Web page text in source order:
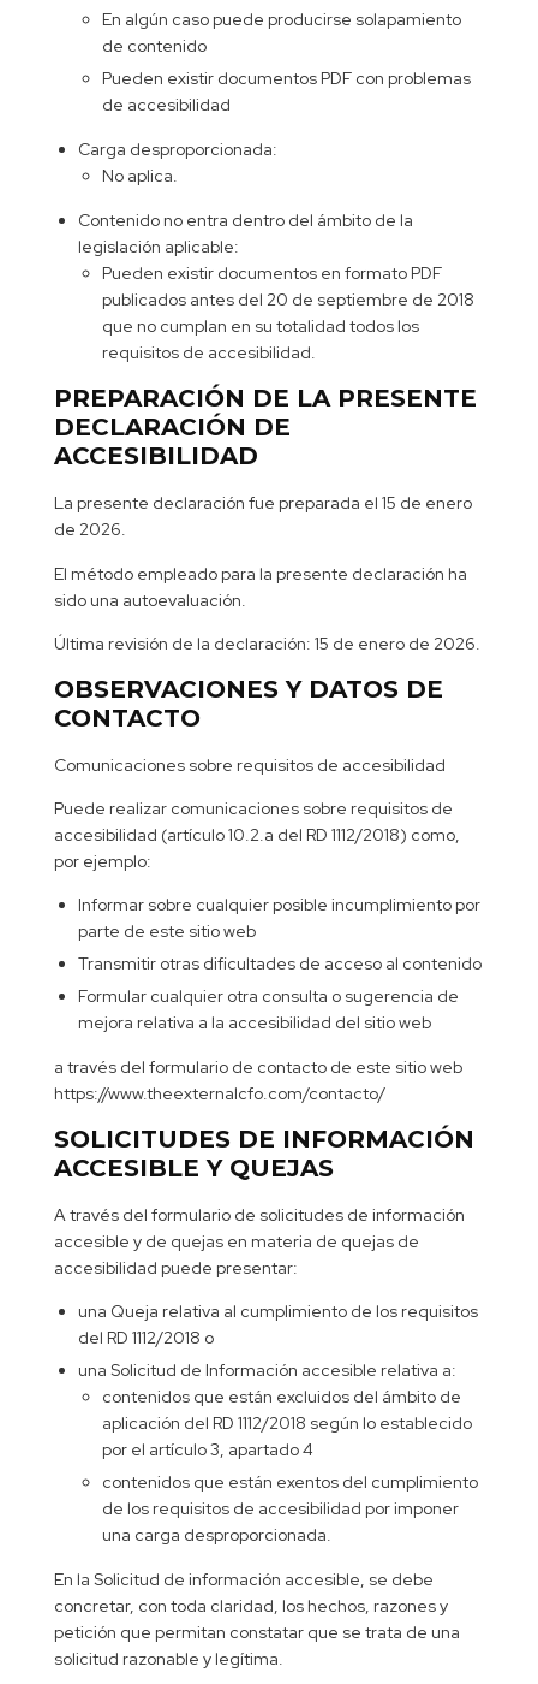
En algún caso puede producirse solapamiento
de contenido
Pueden existir documentos PDF con problemas
de accesibilidad
Carga desproporcionada:
No aplica.
Contenido no entra dentro del ámbito de la
legislación aplicable:
Pueden existir documentos en formato PDF
publicados antes del 20 de septiembre de 2018
que no cumplan en su totalidad todos los
requisitos de accesibilidad.
PREPARACIÓN DE LA PRESENTE
DECLARACIÓN DE
ACCESIBILIDAD
La presente declaración fue preparada el 15 de enero
de 2026.
El método empleado para la presente declaración ha
sido una autoevaluación.
Última revisión de la declaración: 15 de enero de 2026.
OBSERVACIONES Y DATOS DE
CONTACTO
Comunicaciones sobre requisitos de accesibilidad
Puede realizar comunicaciones sobre requisitos de
accesibilidad (artículo 10.2.a del RD 1112/2018) como,
por ejemplo:
Informar sobre cualquier posible incumplimiento por
parte de este sitio web
Transmitir otras dificultades de acceso al contenido
Formular cualquier otra consulta o sugerencia de
mejora relativa a la accesibilidad del sitio web
a través del formulario de contacto de este sitio web
https://www.theexternalcfo.com/contacto/
SOLICITUDES DE INFORMACIÓN
ACCESIBLE Y QUEJAS
A través del formulario de solicitudes de información
accesible y de quejas en materia de quejas de
accesibilidad puede presentar:
una Queja relativa al cumplimiento de los requisitos
del RD 1112/2018 o
una Solicitud de Información accesible relativa a:
contenidos que están excluidos del ámbito de
aplicación del RD 1112/2018 según lo establecido
por el artículo 3, apartado 4
contenidos que están exentos del cumplimiento
de los requisitos de accesibilidad por imponer
una carga desproporcionada.
En la Solicitud de información accesible, se debe
concretar, con toda claridad, los hechos, razones y
petición que permitan constatar que se trata de una
solicitud razonable y legítima.